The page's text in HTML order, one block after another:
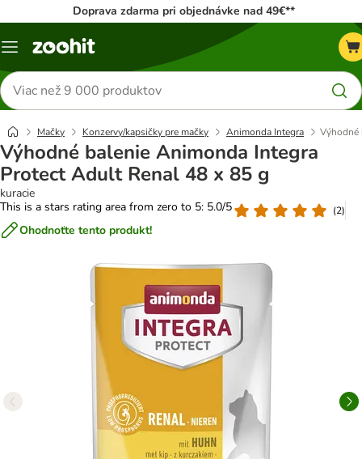
Doprava zdarma pri objednávke nad 49€**
Kategórie
Hľadať
produkty
Mačky Konzervy/kapsičky pre mačky Animonda Integra Výhodné
Výhodné balenie Animonda Integra
Protect Adult Renal 48 x 85 g
kuracie
This is a stars rating area from zero to 5: 5.0/5
(2)
Ohodnoťte tento produkt!